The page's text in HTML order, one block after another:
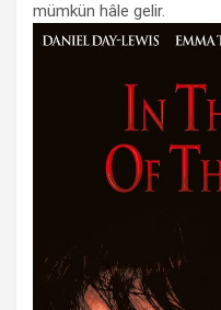
mümkün hâle gelir.